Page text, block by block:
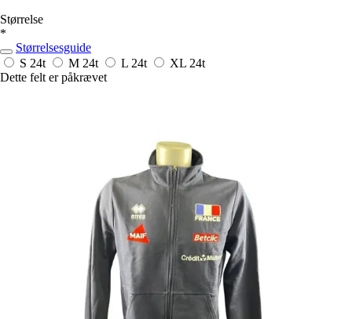
Størrelse
*
Størrelsesguide
S 24t M 24t L 24t XL 24t
Dette felt er påkrævet